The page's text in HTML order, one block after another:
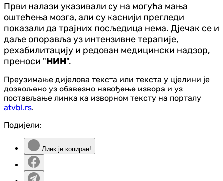
Први налази указивали су на могућа мања
оштећења мозга, али су каснији прегледи
показали да трајних посљедица нема. Дјечак се и
даље опоравља уз интензивне терапије,
рехабилитацију и редован медицински надзор,
преноси "НИН".
Преузимање дијелова текста или текста у цјелини је
дозвољено уз обавезно навођење извора и уз
постављање линка ка изворном тексту на порталу
atvbl.rs.
Подијели:
Линк је копиран!